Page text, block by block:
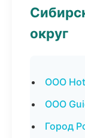
округ
ООО
ООО
Город